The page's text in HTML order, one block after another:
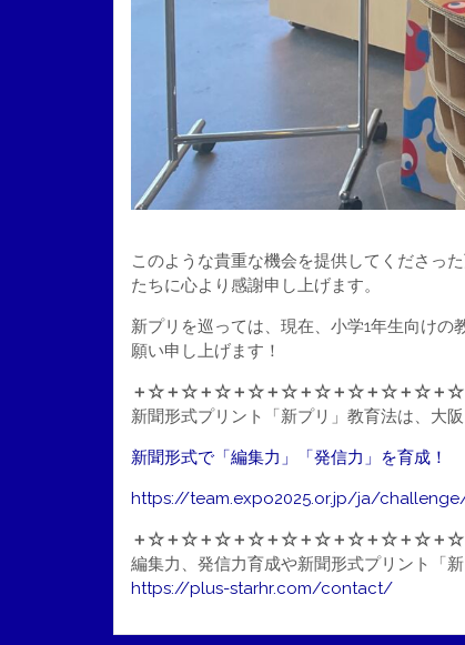
このような貴重な機会を提供してくださっ
たちに心より感謝申し上げます。
新プリを巡っては、現在、小学1年生向け
願い申し上げます！
＋☆＋☆＋☆＋☆＋☆＋☆＋☆＋☆＋☆＋☆
新聞形式プリント「新プリ」教育法は、大
新聞形式で「編集力」「発信力」を育成！
https://team.expo2025.or.jp/ja/
＋☆＋☆＋☆＋☆＋☆＋☆＋☆＋☆＋☆＋☆
編集力、発信力育成や新聞形式プリント「
https://plus-starhr.com/contact/